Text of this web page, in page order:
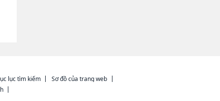
lục tìm kiếm
Sơ đồ của trang web